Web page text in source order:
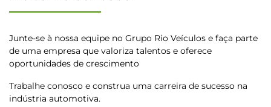
Junte-se à nossa equipe no Grupo Rio Veículos e faça parte
de uma empresa que valoriza talentos e oferece
oportunidades de crescimento
Trabalhe conosco e construa uma carreira de sucesso na
indústria automotiva.